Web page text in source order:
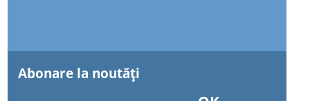
Abonare la noutăţi